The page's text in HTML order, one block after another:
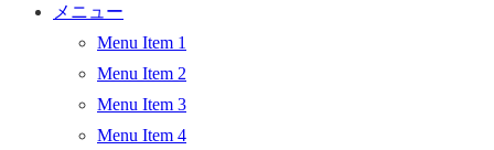
メニュー
Menu Item 1
Menu Item 2
Menu Item 3
Menu Item 4